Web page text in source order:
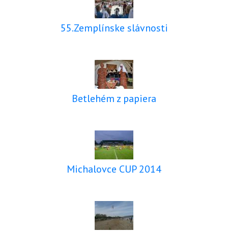
55.Zemplínske slávnosti
Betlehém z papiera
Michalovce CUP 2014